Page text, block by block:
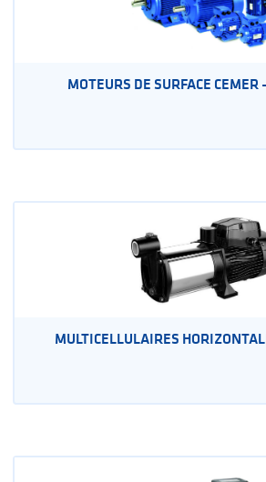
MOTEURS DE SURFACE CEMER
MULTICELLULAIRES